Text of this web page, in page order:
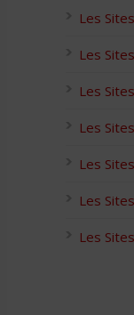
Les
Les
Les
Les
Les
Les
Les